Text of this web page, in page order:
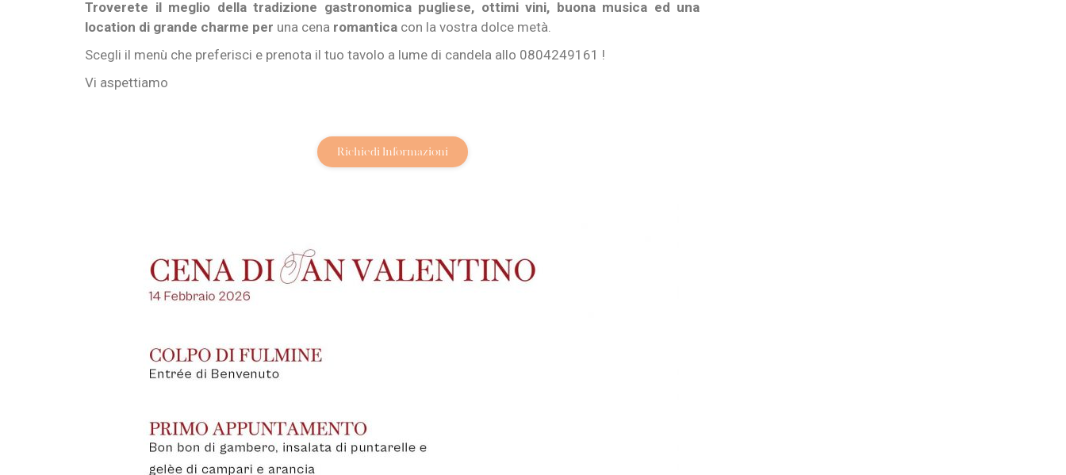
Troverete il meglio della tradizione gastronomica pugliese, ottimi vini, buona musica ed una
location di grande charme per una cena romantica con la vostra dolce metà.
Scegli il menù che preferisci e prenota il tuo tavolo a lume di candela allo 0804249161 !
Vi aspettiamo
Richiedi Informazioni